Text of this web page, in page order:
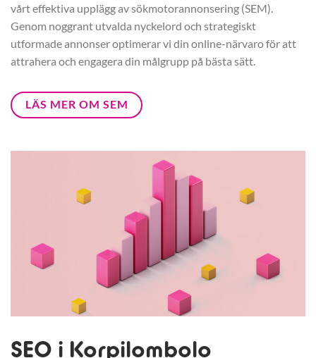
vårt effektiva upplägg av sökmotorannonsering (SEM).
Genom noggrant utvalda nyckelord och strategiskt
utformade annonser optimerar vi din online-närvaro för att
attrahera och engagera din målgrupp på bästa sätt.
LÄS MER OM SEM
SEO i Korpilombolo